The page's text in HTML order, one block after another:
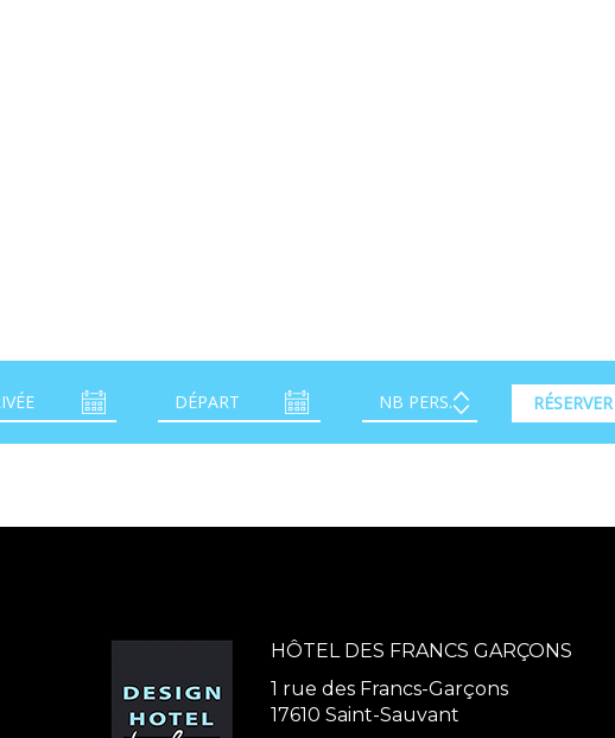
RÉSERVER
HÔTEL DES FRANCS GARÇONS
1 rue des Francs-Garçons
17610 Saint-Sauvant